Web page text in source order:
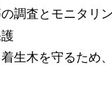
調査とモニタリ
生木を守るため